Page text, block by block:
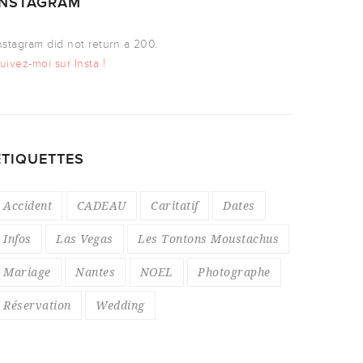
did not return a 200.
moi sur Insta !
Accident CADEAU Caritatif Dates
Infos Las Vegas Les Tontons Moustachus
Mariage Nantes NOEL Photographe
Réservation Wedding